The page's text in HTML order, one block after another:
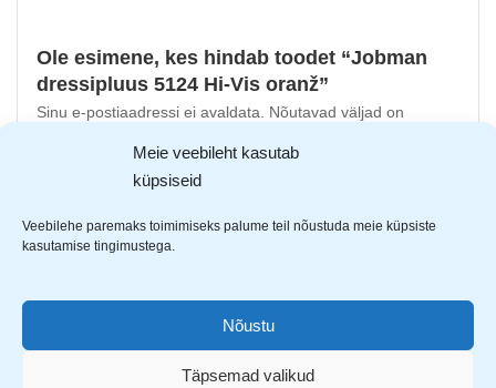
Meie veebileht kasutab
küpsiseid
Veebilehe paremaks toimimiseks palume teil nõustuda meie küpsiste
kasutamise tingimustega.
Nõustu
Täpsemad valikud
Ole esimene, kes hindab toodet “Jobman
dressipluus 5124 Hi-Vis oranž”
Sinu e-postiaadressi ei avaldata.
Nõutavad väljad on
Sinu arvustus*